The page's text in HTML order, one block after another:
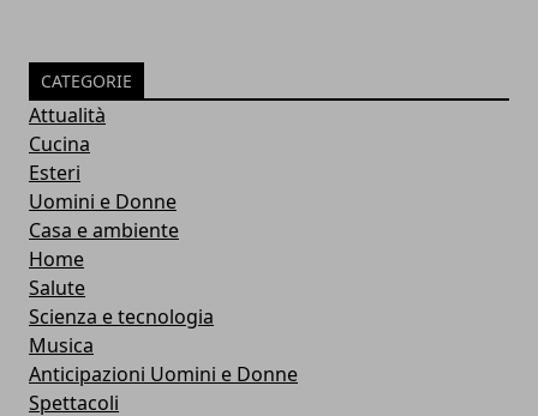
CATEGORIE
Attualità
Cucina
Esteri
Uomini e Donne
Casa e ambiente
Home
Salute
Scienza e tecnologia
Musica
Anticipazioni Uomini e Donne
Spettacoli